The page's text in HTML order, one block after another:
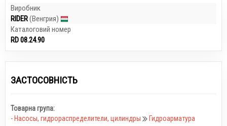
Виробник
RIDER(Венгрия)
Каталоговий номер
RD 08.24.90
ЗАСТОСОВНІСТЬ
Товарна група:
-Насосы, гидрораспределители, цилиндры Гидроарматура